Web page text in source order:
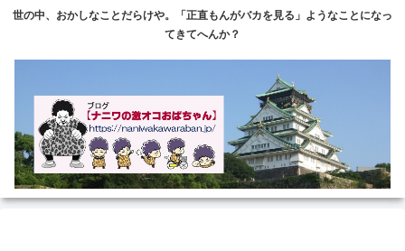
世の中、おかしなことだらけや。「正直もんがバカを見る」ようなことになっ
てきてへんか？